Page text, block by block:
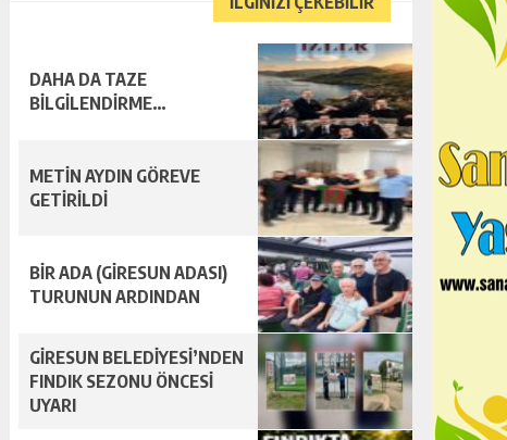
DAHA DA TAZE
BİLGİLENDİRME…
METİN AYDIN GÖREVE
GETİRİLDİ
BİR ADA (GİRESUN ADASI)
TURUNUN ARDINDAN
GİRESUN BELEDİYESİ’NDEN
FINDIK SEZONU ÖNCESİ
UYARI